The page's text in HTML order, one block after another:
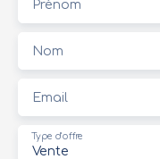
Prénom
Nom
Email
Vente
Type d'offre